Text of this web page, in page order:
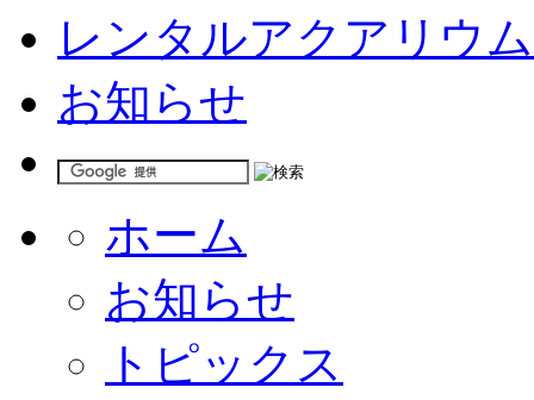
レンタルアクアリウム
お知らせ
ホーム
お知らせ
トピックス